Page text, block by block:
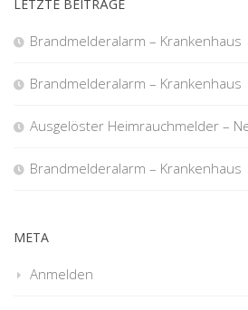
LETZTE BEITRÄGE
Brandmelderalarm – Krankenhaus
Brandmelderalarm – Krankenhaus
Ausgelöster Heimrauchmelder –
Brandmelderalarm – Krankenhaus
META
Anmelden